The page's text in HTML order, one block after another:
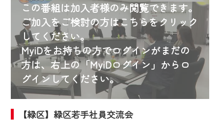
この番組は加入者様のみ閲覧できます。
ご加入をご検討の方はこちらをクリック
してください。
MyiDをお持ちの方でログインがまだの
方は、右上の「MyiDログイン」からロ
グインしてください。
【緑区】緑区若手社員交流会
お知らせ
2024/09/02
動画配信サービス『CCNet Web TV』は2024
年9月24日からリニューアルします！